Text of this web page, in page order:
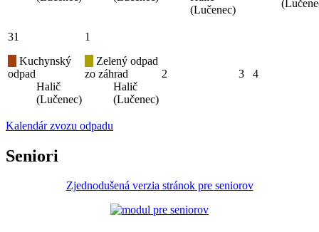
(Lučenec)
31
Kuchynský
odpad
Halič
(Lučenec)
1
Zelený odpad
zo záhrad
Halič
(Lučenec)
2 3 4
Kalendár zvozu odpadu
Seniori
Zjednodušená verzia stránok pre seniorov